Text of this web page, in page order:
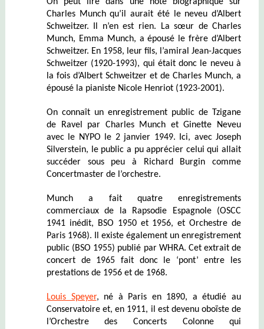
On peut lire dans une note biographique sur
Charles Munch qu’il aurait été le neveu d’Albert
Schweitzer. Il n’en est rien. La sœur de Charles
Munch, Emma Munch, a épousé le frère d’Albert
Schweitzer. En 1958, leur fils, l’amiral Jean-Jacques
Schweitzer (1920-1993), qui était donc le neveu à
la fois d’Albert Schweitzer et de Charles Munch, a
épousé la pianiste Nicole Henriot (1923-2001).
On connaît un enregistrement public de Tzigane
de Ravel par Charles Munch et Ginette Neveu
avec le NYPO le 2 janvier 1949. Ici, avec Joseph
Silverstein, le public a pu apprécier celui qui allait
succéder sous peu à Richard Burgin comme
Concertmaster de l’orchestre.
Munch a fait quatre enregistrements
commerciaux de la Rapsodie Espagnole (OSCC
1941 inédit, BSO 1950 et 1956, et Orchestre de
Paris 1968). Il existe également un enregistrement
public (BSO 1955) publié par WHRA. Cet extrait de
concert de 1965 fait donc le ‘pont’ entre les
prestations de 1956 et de 1968.
Louis Speyer, né à Paris en 1890, a étudié au
Conservatoire et, en 1911, il est devenu oboïste de
l’Orchestre des Concerts Colonne qui